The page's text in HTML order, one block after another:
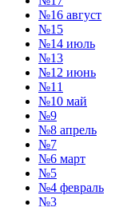
№16 август
№15
№14 июль
№13
№12 июнь
№11
№10 май
№9
№8 апрель
№7
№6 март
№5
№4 февраль
№3